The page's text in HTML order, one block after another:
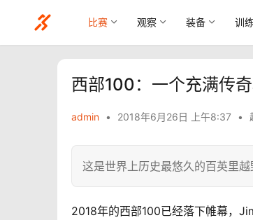
比赛 观察 装备 训练
西部100：一个充满传
admin • 2018年6月26日 上午8:37 •
这是世界上历史最悠久的百英里
2018年的西部100已经落下帷幕，